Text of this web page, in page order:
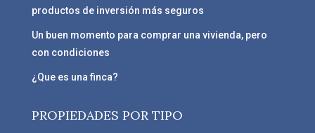
productos de inversión más seguros
Un buen momento para comprar una vivienda, pero
con condiciones
¿Que es una finca?
PROPIEDADES POR TIPO